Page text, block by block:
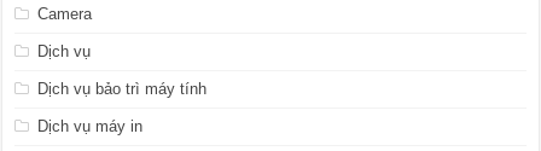
Camera
Dịch vụ
Dịch vụ bảo trì máy tính
Dịch vụ máy in